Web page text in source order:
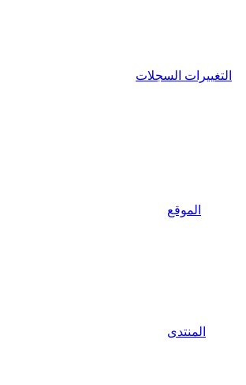
التغييرات السجلات
الموقع
المنتدى